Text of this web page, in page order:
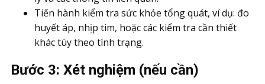
Tiến hành kiểm tra sức khỏe tổng quát, ví dụ: đo
huyết áp, nhịp tim, hoặc các kiểm tra cần thiết
khác tùy theo tình trạng.
Bước 3: Xét nghiệm (nếu cần)